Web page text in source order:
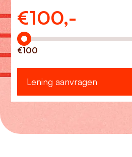
€100,-
Hoeveel wilt u lenen?
€100
Lening aanvragen